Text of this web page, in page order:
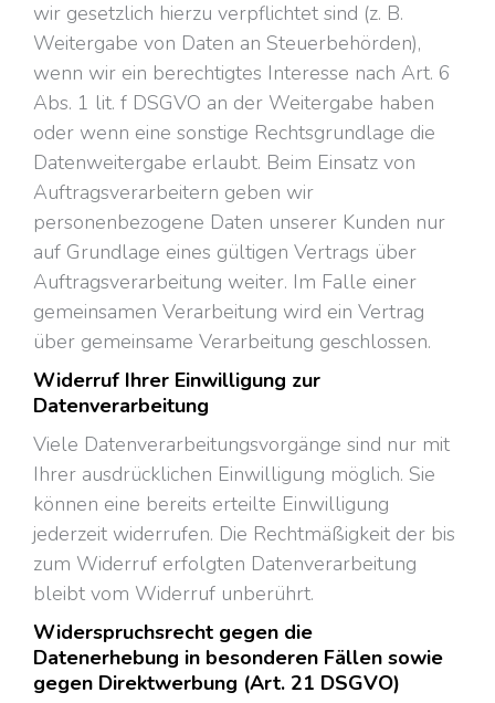
wir gesetzlich hierzu verpflichtet sind (z. B.
Weitergabe von Daten an Steuerbehörden),
wenn wir ein berechtigtes Interesse nach Art. 6
Abs. 1 lit. f DSGVO an der Weitergabe haben
oder wenn eine sonstige Rechtsgrundlage die
Datenweitergabe erlaubt. Beim Einsatz von
Auftragsverarbeitern geben wir
personenbezogene Daten unserer Kunden nur
auf Grundlage eines gültigen Vertrags über
Auftragsverarbeitung weiter. Im Falle einer
gemeinsamen Verarbeitung wird ein Vertrag
über gemeinsame Verarbeitung geschlossen.
Widerruf Ihrer Einwilligung zur
Datenverarbeitung
Viele Datenverarbeitungsvorgänge sind nur mit
Ihrer ausdrücklichen Einwilligung möglich. Sie
können eine bereits erteilte Einwilligung
jederzeit widerrufen. Die Rechtmäßigkeit der bis
zum Widerruf erfolgten Datenverarbeitung
bleibt vom Widerruf unberührt.
Widerspruchsrecht gegen die
Datenerhebung in besonderen Fällen sowie
gegen Direktwerbung (Art. 21 DSGVO)